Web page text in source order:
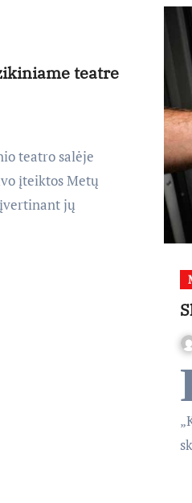
teatre
teatro salėje
įteiktos Metų
jų